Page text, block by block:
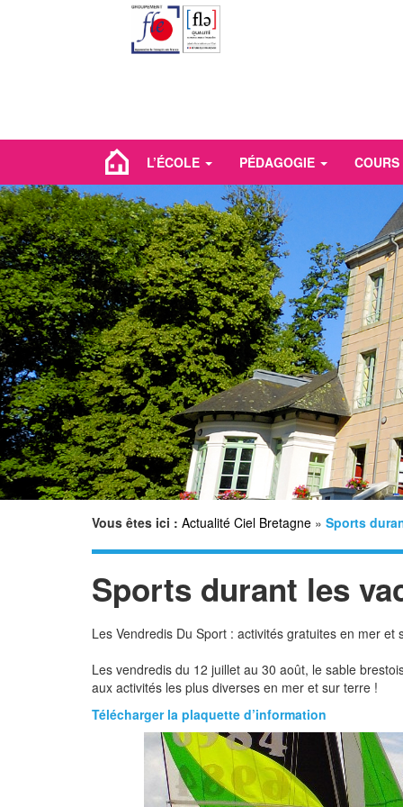
L’ÉCOLE PÉDAGOGIE COURS
Vous êtes ici : Actualité Ciel Bretagne » Sports
Sports durant les
Les Vendredis Du Sport : activités gratuites en mer et
Les vendredis du 12 juillet au 30 août, le sable
aux activités les plus diverses en mer et sur terre !
Télécharger la plaquette d’information